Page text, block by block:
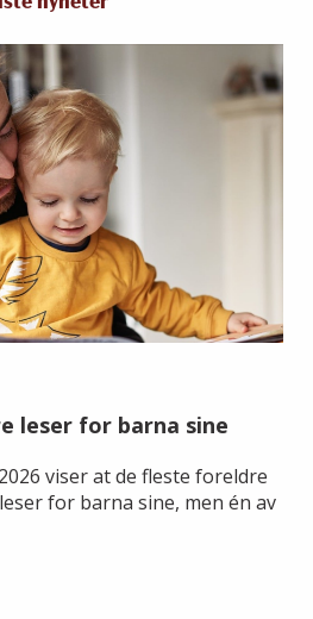
leser for barna sine
viser at de fleste foreldre
for barna sine, men én av